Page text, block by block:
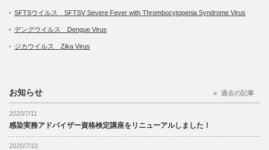
SFTSウイルス SFTSV Severe Fever with Thrombocytopenia Syndrome Virus
デングウイルス Dengue Virus
ジカウイルス Zika Virus
お知らせ
2020/7/11
感染実務アドバイザー資格検定講座をリニューアルしました！
2020/7/10
過去の記事